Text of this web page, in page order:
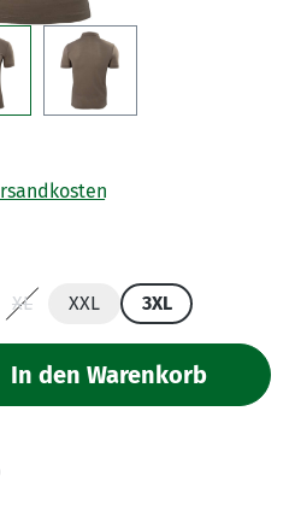
XL
(Diese Option ist zurzeit nicht
XXL 3XL
den gewünschten
In den Warenkorb